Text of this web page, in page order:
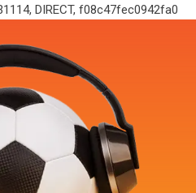
DIRECT, f08c47fec0942fa0